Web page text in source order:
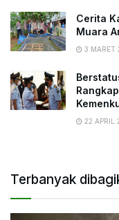
Cerita
Muara
3 MARET
22 APRIL
Terbanyak